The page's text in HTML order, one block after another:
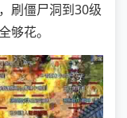
刷僵尸洞到30级
够花。